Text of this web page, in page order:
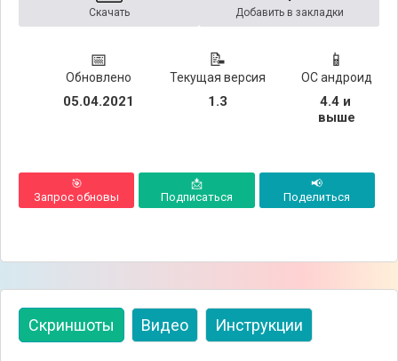
Скачать Добавить в закладки
📅
Обновлено
05.04.2021
📝
Текущая версия
1.3
📱
ОС андроид
4.4 и
выше
🎯
Запрос обновы
📩
Подписаться
📢
Поделиться
Скриншоты Видео Инструкции